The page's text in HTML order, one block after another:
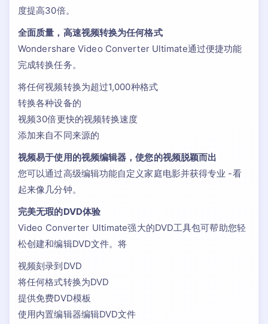
度提高30倍。
全面质量，高速视频转换为任何格式
Wondershare Video Converter Ultimate通过便捷功能
完成转换任务。
将任何视频转换为超过1,000种格式
转换各种设备的
视频30倍更快的视频转换速度
添加来自不同来源的
视频易于使用的视频编辑器，使您的视频脱颖而出
您可以通过高级编辑功能自定义家庭电影并获得专业 -看
起来像几分钟。
完美无瑕的DVD体验
Video Converter Ultimate强大的DVD工具包可帮助您轻
松创建和编辑DVD文件。将
视频刻录到DVD
将任何格式转换为DVD
提供免费DVD模板
使用内置编辑器编辑DVD文件